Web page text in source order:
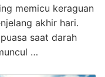
memicu keraguan
akhir hari.
saat darah
…